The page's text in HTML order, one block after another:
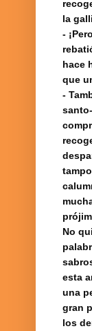
la
-
hace
que
-
No
esta
una
gran
los